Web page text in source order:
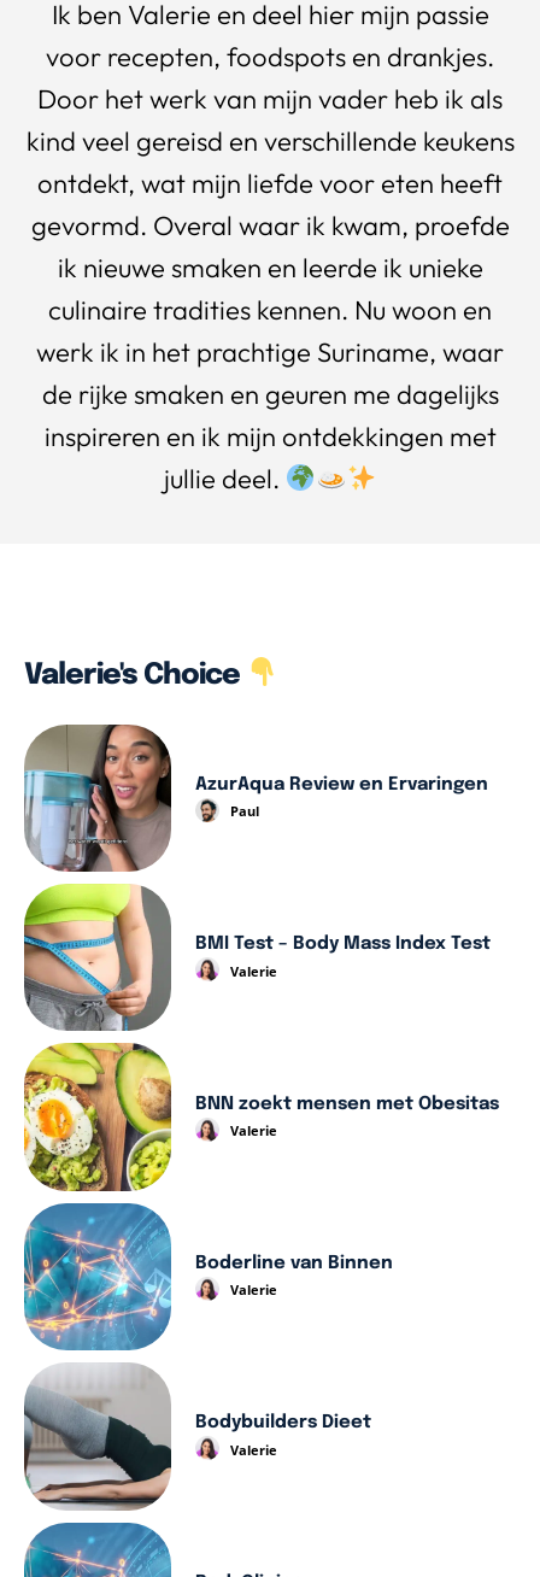
Ik ben Valerie en deel hier mijn passie
voor recepten, foodspots en drankjes.
Door het werk van mijn vader heb ik als
kind veel gereisd en verschillende keukens
ontdekt, wat mijn liefde voor eten heeft
gevormd. Overal waar ik kwam, proefde
ik nieuwe smaken en leerde ik unieke
culinaire tradities kennen. Nu woon en
werk ik in het prachtige Suriname, waar
de rijke smaken en geuren me dagelijks
inspireren en ik mijn ontdekkingen met
jullie deel.
Valerie's Choice
AzurAqua Review en Ervaringen
Paul
BMI Test – Body Mass Index Test
Valerie
BNN zoekt mensen met Obesitas
Valerie
Boderline van Binnen
Valerie
Bodybuilders Dieet
Valerie